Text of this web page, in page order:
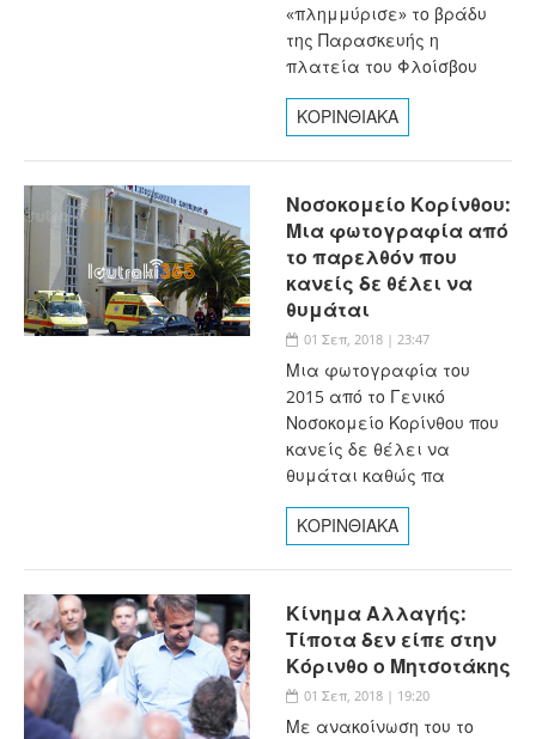
«πλημμύρισε» το βράδυ
της Παρασκευής η
πλατεία του Φλοίσβου
ΚΟΡΙΝΘΙΑΚΑ
Νοσοκομείο Κορίνθου:
Μια φωτογραφία από
το παρελθόν που
κανείς δε θέλει να
θυμάται
01 Σεπ, 2018 | 23:47
Μια φωτογραφία του
2015 από το Γενικό
Νοσοκομείο Κορίνθου που
κανείς δε θέλει να
θυμάται καθώς πα
ΚΟΡΙΝΘΙΑΚΑ
Κίνημα Αλλαγής:
Τίποτα δεν είπε στην
Κόρινθο ο Μητσοτάκης
01 Σεπ, 2018 | 19:20
Με ανακοίνωση του το